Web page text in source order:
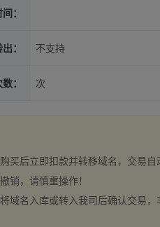
：
： 不支持
： 次
买后立即扣款并转移域名，交易
销，请慎重操作！
域名入库或转入我司后确认交易